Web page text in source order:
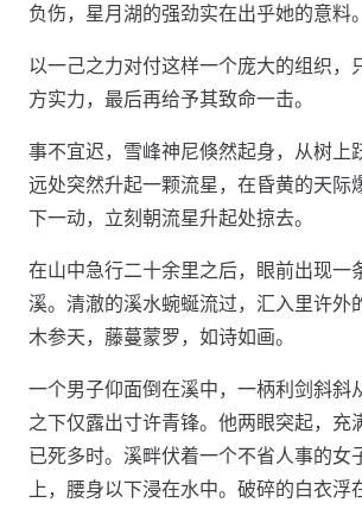
负伤，星月湖的强劲实在出乎她的意料。
以一己之力对付这样一个庞大的组织，
方实力，最后再给予其致命一击。
事不宜迟，雪峰神尼倏然起身，从树上
远处突然升起一颗流星，在昏黄的天际
下一动，立刻朝流星升起处掠去。
在山中急行二十余里之后，眼前出现一
溪。清澈的溪水蜿蜒流过，汇入里许外
木参天，藤蔓蒙罗，如诗如画。
一个男子仰面倒在溪中，一柄利剑斜斜
之下仅露出寸许青锋。他两眼突起，充
已死多时。溪畔伏着一个不省人事的女
上，腰身以下浸在水中。破碎的白衣浮